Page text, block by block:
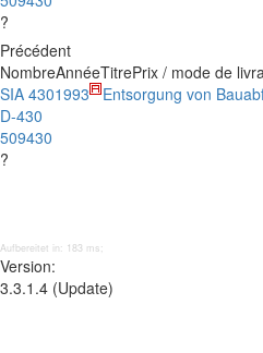
?
Précédent
NombreAnnéeTitrePrix / mode de
SIA 430
D-430
509430
?
1993 Entsorgung von
Aufbereitet in: 183 ms;
Version:
3.3.1.4 (Update)